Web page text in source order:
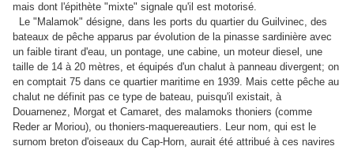
mais dont l'épithète "mixte" signale qu'il est motorisé.
Le "Malamok" désigne, dans les ports du quartier du Guilvinec, des
bateaux de pêche apparus par évolution de la pinasse sardinière avec
un faible tirant d'eau, un pontage, une cabine, un moteur diesel, une
taille de 14 à 20 mètres, et équipés d'un chalut à panneau divergent; on
en comptait 75 dans ce quartier maritime en 1939. Mais cette pêche au
chalut ne définit pas ce type de bateau, puisqu'il existait, à
Douarnenez, Morgat et Camaret, des malamoks thoniers (comme
Reder ar Moriou), ou thoniers-maquereautiers. Leur nom, qui est le
surnom breton d'oiseaux du Cap-Horn, aurait été attribué à ces navires